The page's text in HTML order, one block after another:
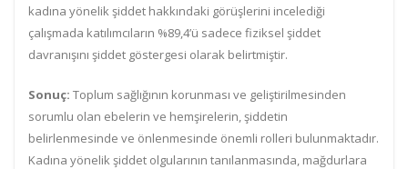
kadına yönelik şiddet hakkındaki görüşlerini incelediği
çalışmada katılımcıların %89,4’ü sadece fiziksel şiddet
davranışını şiddet göstergesi olarak belirtmiştir.
Sonuç: Toplum sağlığının korunması ve geliştirilmesinden
sorumlu olan ebelerin ve hemşirelerin, şiddetin
belirlenmesinde ve önlenmesinde önemli rolleri bulunmaktadır.
Kadına yönelik şiddet olgularının tanılanmasında, mağdurlara